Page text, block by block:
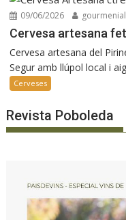
09/06/2026
Cervesa artesana
Cervesa artesana del
Segur amb llúpol local i
Cerveses
Revista Poboleda